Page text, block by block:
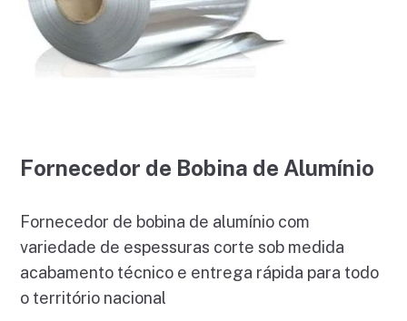
Fornecedor de Bobina de Alumínio
Fornecedor de bobina de alumínio com
variedade de espessuras corte sob medida
acabamento técnico e entrega rápida para todo
o território nacional